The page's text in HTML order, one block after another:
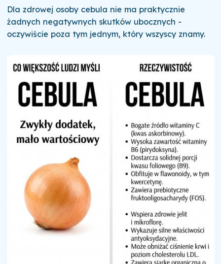
Dla zdrowej osoby cebula nie ma praktycznie
żadnych negatywnych skutków ubocznych -
oczywiście poza tym jednym, który wszyscy znamy.